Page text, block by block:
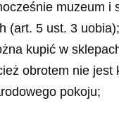
muzeum
(art. 5 ust. 3 uobia);
kupić w
obrotem nie jest
pokoju;